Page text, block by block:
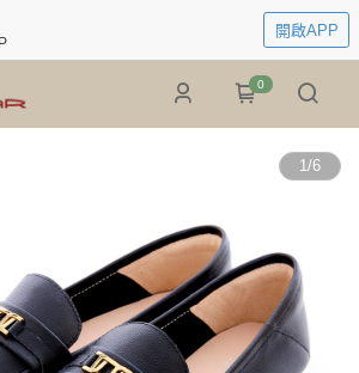
開啟APP
0
1/6